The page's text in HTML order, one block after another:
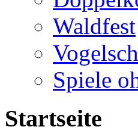
Waldfest
Spiele
Startseite